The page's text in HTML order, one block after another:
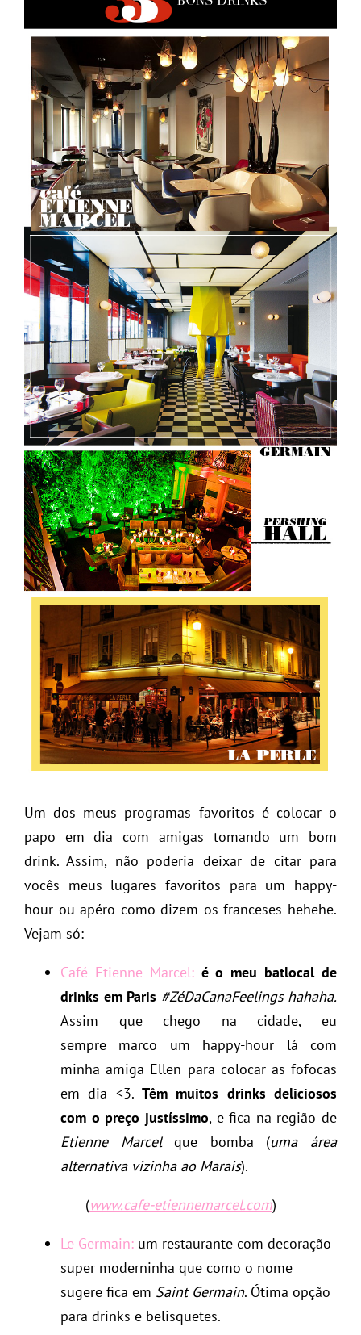
Um dos meus programas favoritos é colocar o
papo em dia com amigas tomando um bom
drink. Assim, não poderia deixar de citar para
vocês meus lugares favoritos para um happy-
hour ou apéro como dizem os franceses hehehe.
Vejam só:
Café Etienne Marcel: é o meu batlocal de
drinks em Paris #ZéDaCanaFeelings hahaha.
Assim que chego na cidade, eu
sempre marco um happy-hour lá com
minha amiga Ellen para colocar as fofocas
em dia <3. Têm muitos drinks deliciosos
com o preço justíssimo, e fica na região de
Etienne Marcelque bomba (uma área
alternativa vizinha ao Marais).
(www.cafe-etiennemarcel.com)
Le Germain: um restaurante com decoração
super moderninha que como o nome
sugere fica em Saint Germain. Ótima opção
para drinks e belisquetes.